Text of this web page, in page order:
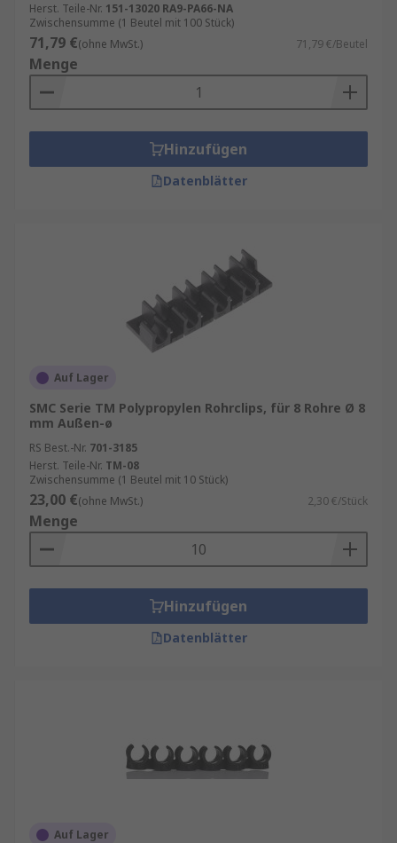
Herst. Teile-Nr. 151-13020 RA9-PA66-NA
Zwischensumme (1 Beutel mit 100 Stück)
71,79 €(ohne MwSt.) 71,79 €/Beutel
Menge
Hinzufügen
Datenblätter
Auf Lager
SMC Serie TM Polypropylen Rohrclips, für 8 Rohre Ø 8
mm Außen-ø
RS Best.-Nr. 701-3185
Herst. Teile-Nr. TM-08
Zwischensumme (1 Beutel mit 10 Stück)
23,00 €(ohne MwSt.) 2,30 €/Stück
Menge
Hinzufügen
Datenblätter
Auf Lager